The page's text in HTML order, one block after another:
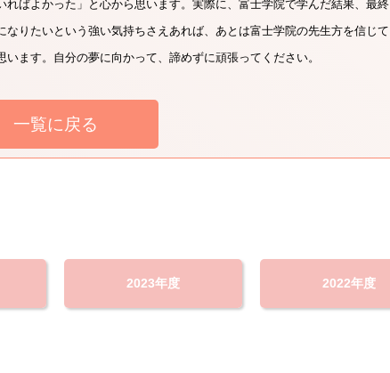
ばよかった」と心から思います。実際に、富士学院で学んだ結果、最終
りたいという強い気持ちさえあれば、あとは富士学院の先生方を信じて
ます。自分の夢に向かって、諦めずに頑張ってください。
一覧に戻る
2023年度 2022年度